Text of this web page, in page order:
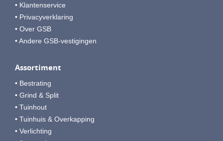
• Klantenservice
• Privacyverklaring
• Over GSB
• Andere GSB-vestigingen
Assortiment
• Bestrating
• Grind & Split
• Tuinhout
• Tuinhuis & Overkapping
• Verlichting